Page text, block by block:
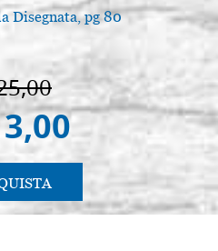
Disegnata, pg 80